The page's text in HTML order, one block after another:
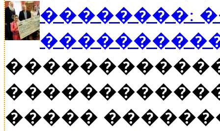
��������:
�����